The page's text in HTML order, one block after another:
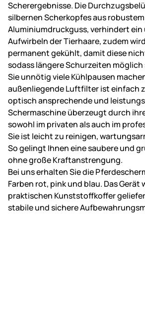
Scherergebnisse. Die
silbernen Scherkopfes aus robustem
Aluminiumdruckguss, verhindert
Aufwirbeln der Tierhaare, zudem
permanent gekühlt, damit diese
sodass längere Schurzeiten möglich
Sie unnötig viele Kühlpausen
außenliegende Luftfilter ist einfach
optisch ansprechende und
Schermaschine überzeugt durch
sowohl im privaten als auch im
Sie ist leicht zu reinigen,
So gelingt Ihnen eine saubere und
ohne große Kraftanstrengung.
Bei uns erhalten Sie die
Farben rot, pink und blau. Das Gerät
praktischen Kunststoffkoffer
stabile und sichere